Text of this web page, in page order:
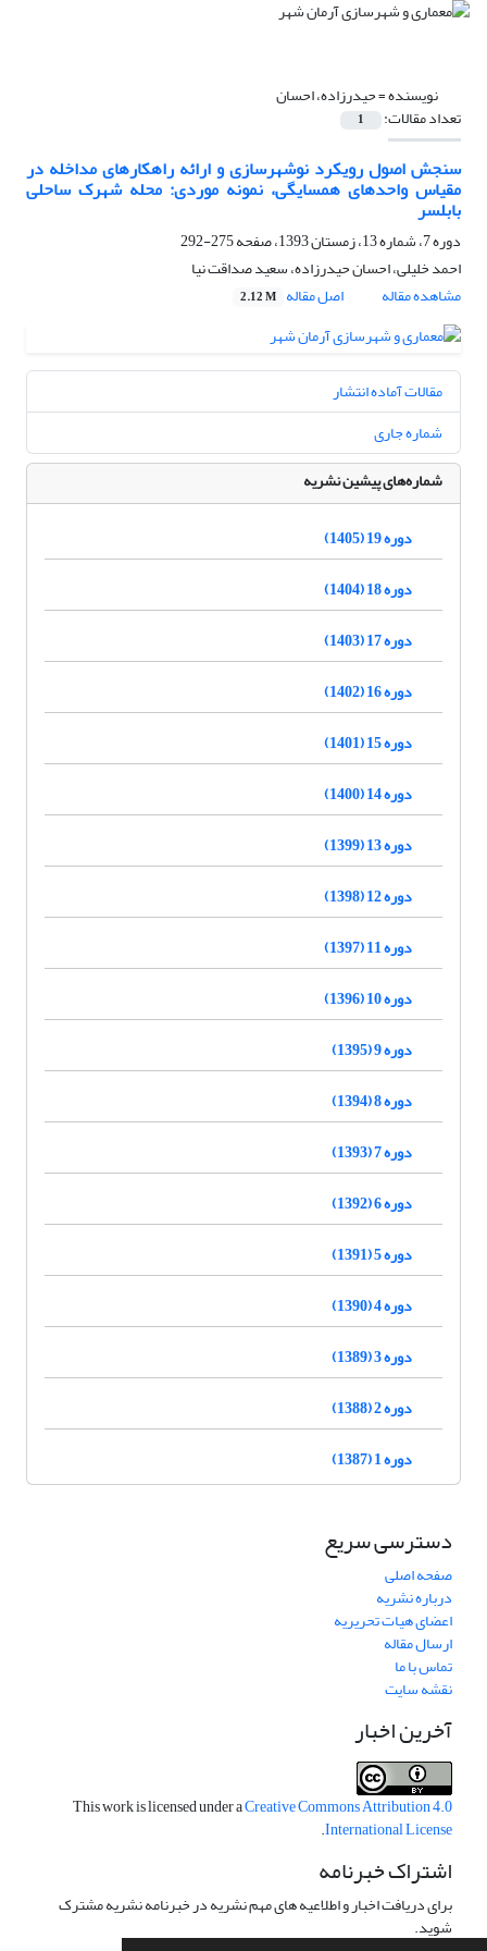
نویسنده =حیدرزاده، احسان
تعداد مقالات: 1
سنجش اصول رویکرد نوشهرسازی و ارائه راهکارهای مداخله در
مقیاس واحدهای همسایگی، نمونه موردی: محله شهرک ساحلی
بابلسر
دوره 7، شماره 13، زمستان 1393، صفحه
275-292
احمد خلیلی، احسان حیدرزاده، سعید صداقت نیا
مشاهده مقاله
اصل مقاله 2.12 M
مقالات آماده انتشار
شماره جاری
شماره‌های پیشین نشریه
دوره 19 (1405)
دوره 18 (1404)
دوره 17 (1403)
دوره 16 (1402)
دوره 15 (1401)
دوره 14 (1400)
دوره 13 (1399)
دوره 12 (1398)
دوره 11 (1397)
دوره 10 (1396)
دوره 9 (1395)
دوره 8 (1394)
دوره 7 (1393)
دوره 6 (1392)
دوره 5 (1391)
دوره 4 (1390)
دوره 3 (1389)
دوره 2 (1388)
دوره 1 (1387)
دسترسی سریع
صفحه اصلی
درباره نشریه
اعضای هیات تحریریه
ارسال مقاله
تماس با ما
نقشه سایت
آخرین اخبار
This work is licensed under aCreative Commons Attribution 4.0
International License
.
اشتراک خبرنامه
برای دریافت اخبار و اطلاعیه های مهم نشریه در خبرنامه نشریه مشترک
شوید.